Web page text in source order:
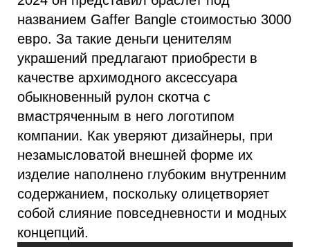
названием Gaffer Bangle стоимостью 3000
евро. За такие деньги ценителям
украшений предлагают приобрести в
качестве архимодного аксессуара
обыкновенный рулон скотча с
вмастряченным в него логотипом
компании. Как уверяют дизайнеры, при
незамысловатой внешней форме их
изделие наполнено глубоким внутренним
содержанием, поскольку олицетворяет
собой слияние повседневности и модных
концепций.